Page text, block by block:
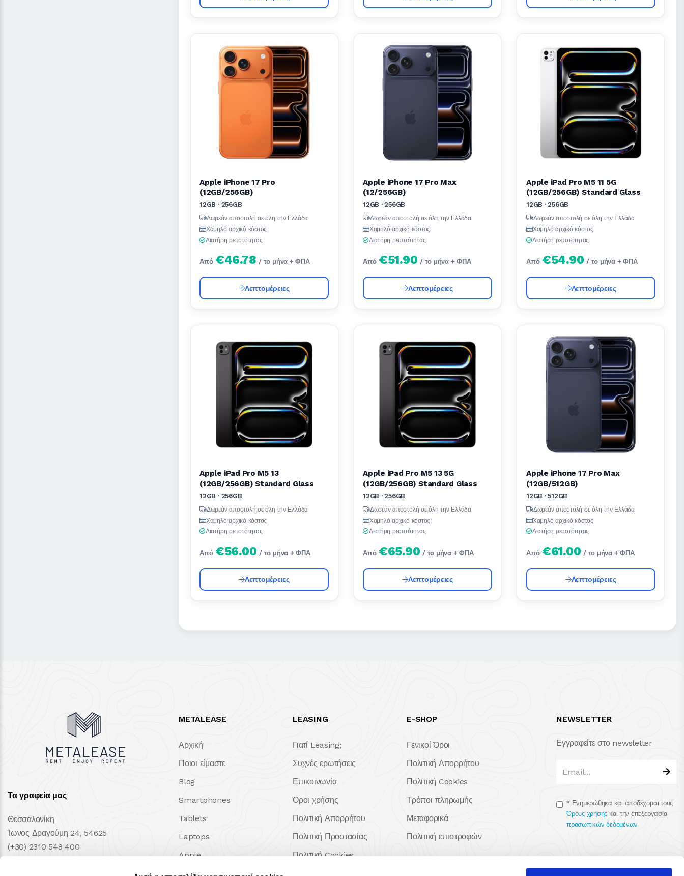
Apple iPhone 17 Pro
(12GB/256GB)
12GB · 256GB
Δωρεάν αποστολή σε όλη την Ελλάδα
Χαμηλό αρχικό κόστος
Διατήρη ρευστότητας
Από €46.78 / το μήνα + ΦΠΑ
Λεπτομέρειες
Apple iPhone 17 Pro Max
(12/256GB)
12GB · 256GB
Δωρεάν αποστολή σε όλη την Ελλάδα
Χαμηλό αρχικό κόστος
Διατήρη ρευστότητας
Από €51.90 / το μήνα + ΦΠΑ
Λεπτομέρειες
Apple iPad Pro M5 11 5G
(12GB/256GB) Standard Glass
12GB · 256GB
Δωρεάν αποστολή σε όλη την Ελλάδα
Χαμηλό αρχικό κόστος
Διατήρη ρευστότητας
Από €54.90 / το μήνα + ΦΠΑ
Λεπτομέρειες
Apple iPad Pro M5 13
(12GB/256GB) Standard Glass
12GB · 256GB
Δωρεάν αποστολή σε όλη την Ελλάδα
Χαμηλό αρχικό κόστος
Διατήρη ρευστότητας
Από €56.00 / το μήνα + ΦΠΑ
Λεπτομέρειες
Apple iPad Pro M5 13 5G
(12GB/256GB) Standard Glass
12GB · 256GB
Δωρεάν αποστολή σε όλη την Ελλάδα
Χαμηλό αρχικό κόστος
Διατήρη ρευστότητας
Από €65.90 / το μήνα + ΦΠΑ
Λεπτομέρειες
Apple iPhone 17 Pro Max
(12GB/512GB)
12GB · 512GB
Δωρεάν αποστολή σε όλη την Ελλάδα
Χαμηλό αρχικό κόστος
Διατήρη ρευστότητας
Από €61.00 / το μήνα + ΦΠΑ
Λεπτομέρειες
Τα γραφεία μας
Θεσσαλονίκη
Ίωνος Δραγούμη 24, 54625
(+30) 2310 548 400
METALEASE
Αρχική
Ποιοι είμαστε
Blog
Smartphones
Tablets
Laptops
Apple
Samsung
LEASING
Γιατί Leasing;
Συχνές ερωτήσεις
Επικοινωνία
Όροι χρήσης
Πολιτική Απορρήτου
Πολιτική Προστασίας
Πολιτική Cookies
E-SHOP
Γενικοί Όροι
Πολιτική Απορρήτου
Πολιτική Cookies
Τρόποι πληρωμής
Μεταφορικά
Πολιτική επιστροφών
NEWSLETTER
Εγγραφείτε στο newsletter
*Ενημερώθηκα και αποδέχομαι τους
Όρους χρήσης και την επεξεργασία
προσωπικών δεδομένων